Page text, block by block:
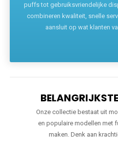
puffs tot gebruiksvriendelijke
combineren kwaliteit, snelle
aansluit op wat klanten
BELANGRIJKSTE
Onze collectie bestaat uit
en populaire modellen met
maken. Denk aan